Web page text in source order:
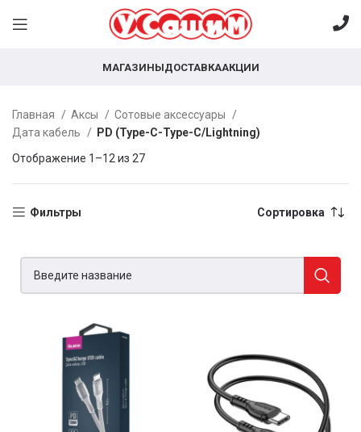
МАГАЗИНЫДОСТАВКААКЦИИ
Главная Аксы
Сотовые аксессуары
Дата кабель
PD (Type-C-Type-C/Lightning)
Отображение 1–12 из 27
Фильтры Сортировка